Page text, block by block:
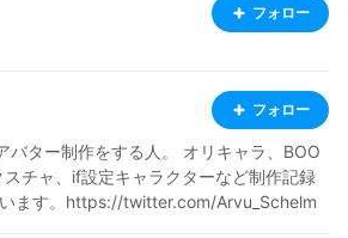
フォロー
フォロー
バター制作をする人。 オリキャラ、BOO
チャ、if設定キャラクターなど制作記録
ます。https://twitter.com/Arvu_Schelm